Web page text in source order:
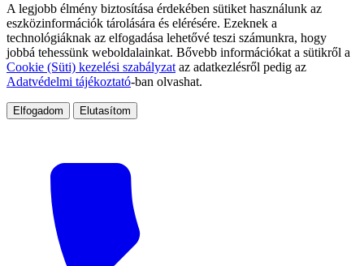
A legjobb élmény biztosítása érdekében sütiket használunk az
eszközinformációk tárolására és elérésére. Ezeknek a
technológiáknak az elfogadása lehetővé teszi számunkra, hogy
jobbá tehessünk weboldalainkat. Bővebb információkat a sütikről a
Cookie (Süti) kezelési szabályzat az adatkezlésről pedig az
Adatvédelmi tájékoztató-ban olvashat.
Elfogadom Elutasítom